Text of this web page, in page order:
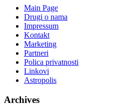
Main Page
Drugi o nama
Impressum
Kontakt
Marketing
Partneri
Polica privatnosti
Linkovi
Astropolis
Archives